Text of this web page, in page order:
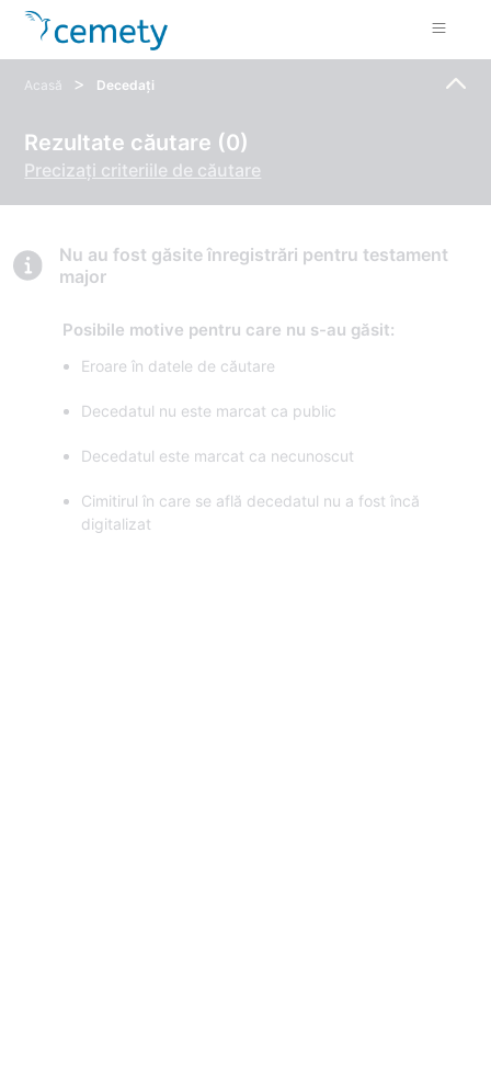
Acasă > Decedați
Rezultate căutare (0)
Precizați criteriile de căutare
Nu au fost găsite înregistrări pentru testament
major
Posibile motive pentru care nu s-au găsit:
Eroare în datele de căutare
Decedatul nu este marcat ca public
Decedatul este marcat ca necunoscut
Cimitirul în care se află decedatul nu a fost încă
digitalizat